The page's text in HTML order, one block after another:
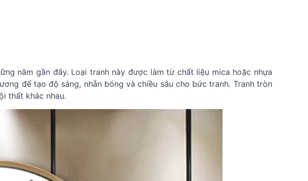
năm gần đây. Loại tranh này được làm từ chất liệu mica hoặc nhựa
để tạo độ sáng, nhẵn bóng và chiều sâu cho bức tranh. Tranh tròn
thất khác nhau.